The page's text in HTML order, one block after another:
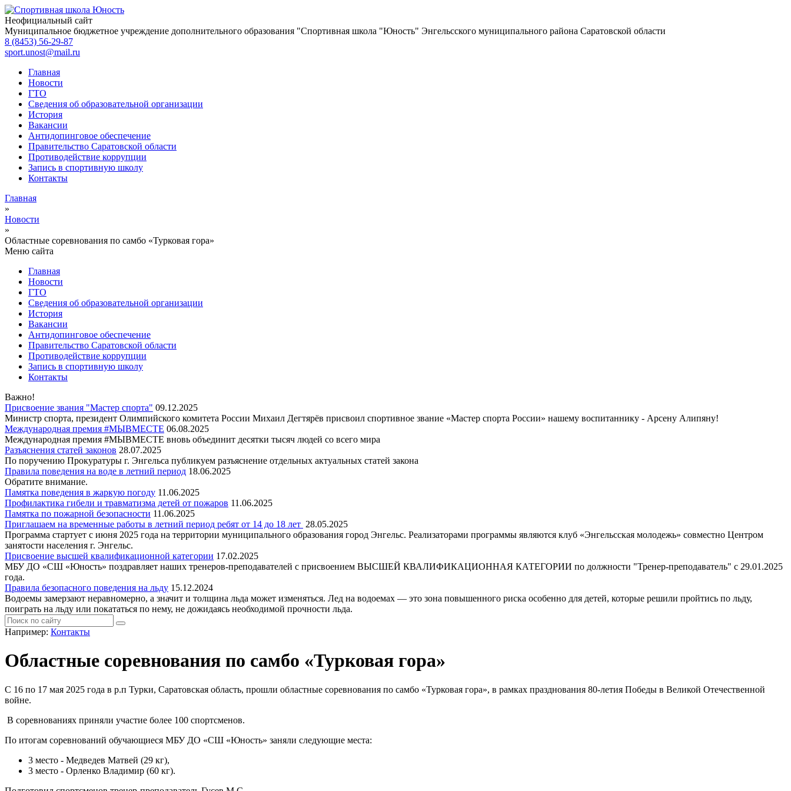
Неофициальный сайт
Муниципальное бюджетное учреждение дополнительного образования "Спортивная школа "Юность" Энгельсского муниципального района Саратовской области
8 (8453) 56-29-87
sport.unost@mail.ru
Главная
Новости
ГТО
Сведения об образовательной организации
История
Вакансии
Антидопинговое обеспечение
Правительство Саратовской области
Противодействие коррупции
Запись в спортивную школу
Контакты
Главная
»
Новости
»
Областные соревнования по самбо «Турковая гора»
Меню сайта
Главная
Новости
ГТО
Сведения об образовательной организации
История
Вакансии
Антидопинговое обеспечение
Правительство Саратовской области
Противодействие коррупции
Запись в спортивную школу
Контакты
Важно!
Присвоение звания "Мастер спорта" 09.12.2025
Министр спорта, президент Олимпийского комитета России Михаил Дегтярёв присвоил спортивное звание «Мастер спорта России» нашему воспитаннику - Арсену Алипяну!
Международная премия #МЫВМЕСТЕ 06.08.2025
Международная премия #МЫВМЕСТЕ вновь объединит десятки тысяч людей со всего мира
Разъяснения статей законов 28.07.2025
По поручению Прокуратуры г. Энгельса публикуем разъяснение отдельных актуальных статей закона
Правила поведения на воде в летний период 18.06.2025
Обратите внимание.
Памятка поведения в жаркую погоду 11.06.2025
Профилактика гибели и травматизма детей от пожаров 11.06.2025
Памятка по пожарной безопасности 11.06.2025
Приглашаем на временные работы в летний период ребят от 14 до 18 лет 28.05.2025
Программа стартует с июня 2025 года на территории муниципального образования город Энгельс. Реализаторами программы являются клуб «Энгельсская молодежь» совместно Центром
занятости населения г. Энгельс.
Присвоение высшей квалификационной категории 17.02.2025
МБУ ДО «СШ «Юность» поздравляет наших тренеров-преподавателей с присвоением ВЫСШЕЙ КВАЛИФИКАЦИОННАЯ КАТЕГОРИИ по должности "Тренер-преподаватель" с 29.01.2025
года.
Правила безопасного поведения на льду 15.12.2024
Водоемы замерзают неравномерно, а значит и толщина льда может изменяться. Лед на водоемах — это зона повышенного риска особенно для детей, которые решили пройтись по льду,
поиграть на льду или покататься по нему, не дожидаясь необходимой прочности льда.
Например: Контакты
Областные соревнования по самбо «Турковая гора»
С 16 по 17 мая 2025 года в р.п Турки, Саратовская область, прошли областные соревнования по самбо «Турковая гора», в рамках празднования 80-летия Победы в Великой Отечественной
войне.
В соревнованиях приняли участие более 100 спортсменов.
По итогам соревнований обучающиеся МБУ ДО «СШ «Юность» заняли следующие места:
3 место - Медведев Матвей (29 кг),
3 место - Орленко Владимир (60 кг).